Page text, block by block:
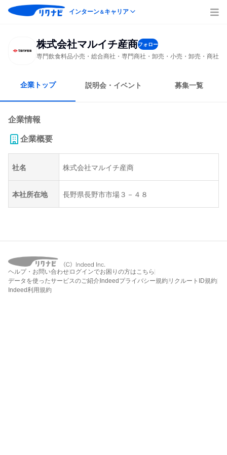
インターン＆キャリア
株式会社マルイチ産商フォロー
専門飲食料品小売・総合商社・専門商社・卸売・小売・卸売・商社
企業トップ 説明会・イベント 募集一覧
企業情報
企業概要
社名 株式会社マルイチ産商
本社所在地 長野県長野市市場３－４８
ヘルプ・お問い合わせ ログインでお困りの方はこちら
データを使ったサービスのご紹介 Indeedプライバシー規約 リクルートID規約
Indeed利用規約